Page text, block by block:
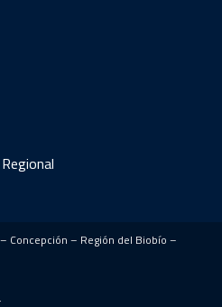
Concepción – Región del Biobío –
.